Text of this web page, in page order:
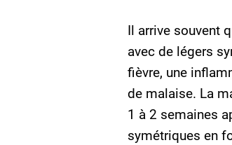
Il arrive souvent
avec de légers
fièvre, une
de malaise. La
1 à 2 semaines
symétriques en